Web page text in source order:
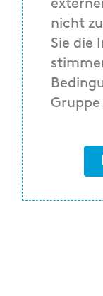
nicht
Sie die
Gruppe